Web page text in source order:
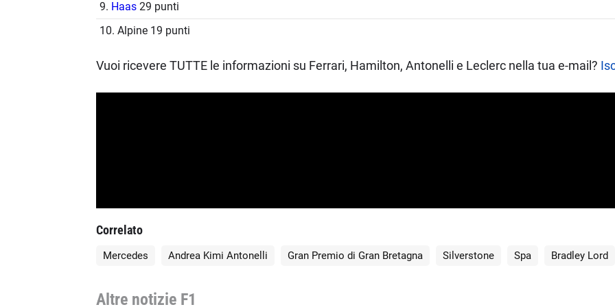
9. Haas29 punti
10. Alpine 19 punti
Vuoi ricevere TUTTE le informazioni su Ferrari, Hamilton, Antonelli e Leclerc nella tua e-mail?
Correlato
Mercedes Andrea Kimi Antonelli Gran Premio di Gran Bretagna Silverstone Spa Bradley Lord
Altre notizie F1